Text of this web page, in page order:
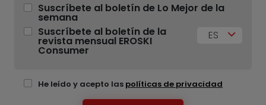
Suscríbete al boletín de Lo Mejor de la
semana
Suscríbete al boletín de la
revista mensual EROSKI
Consumer
ES
He leído y acepto las políticas de privacidad